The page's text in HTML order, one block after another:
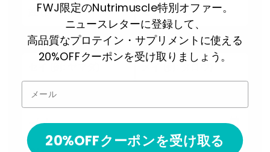
名前のフリガナ
生年月日
FWJ限定のNutrimuscle特別オファー。
ニュースレターに登録して、
高品質なプロテイン・サプリメントに使える
20%OFFクーポンを受け取りましょう。
20%OFFクーポンを受け取る